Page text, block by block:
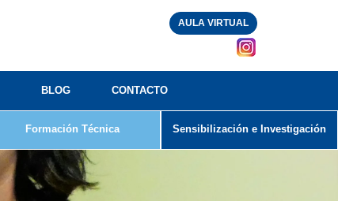
AULA VIRTUAL
BLOG CONTACTO
Formación Técnica Sensibilización e Investigación